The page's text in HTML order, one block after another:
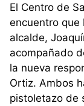
El Centro de
encuentro que
alcalde,
acompañado
la nueva
Ortiz. Ambos
pistoletazo de